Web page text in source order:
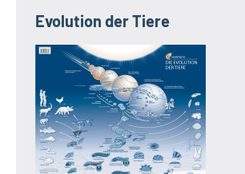
Evolution der Tiere